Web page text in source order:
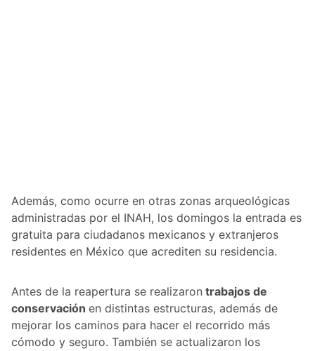
Además, como ocurre en otras zonas arqueológicas
administradas por el INAH, los domingos la entrada es
gratuita para ciudadanos mexicanos y extranjeros
residentes en México que acrediten su residencia.
Antes de la reapertura se realizaron trabajos de
conservación en distintas estructuras, además de
mejorar los caminos para hacer el recorrido más
cómodo y seguro. También se actualizaron los